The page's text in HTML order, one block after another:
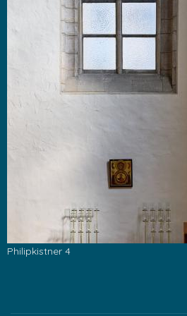
Philipkistner 4